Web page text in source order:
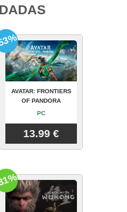
AVATAR: FRONTIERS
OF PANDORA
PC
13.99 €